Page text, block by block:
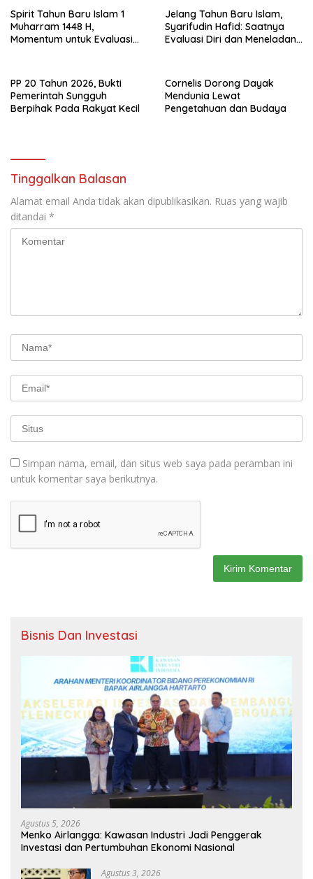
Spirit Tahun Baru Islam 1
Muharram 1448 H,
Momentum untuk Evaluasi
Jelang Tahun Baru Islam,
Syarifudin Hafid: Saatnya
Evaluasi Diri dan Meneladani
PP 20 Tahun 2026, Bukti
Pemerintah Sungguh
Berpihak Pada Rakyat Kecil
Cornelis Dorong Dayak
Mendunia Lewat
Pengetahuan dan Budaya
Tinggalkan Balasan
Alamat email Anda tidak akan dipublikasikan. Ruas yang wajib
ditandai *
Simpan nama, email, dan situs web saya pada peramban ini
untuk komentar saya berikutnya.
Bisnis Dan Investasi
Agustus 5, 2026
Menko Airlangga: Kawasan Industri Jadi Penggerak
Investasi dan Pertumbuhan Ekonomi Nasional
Agustus 3, 2026